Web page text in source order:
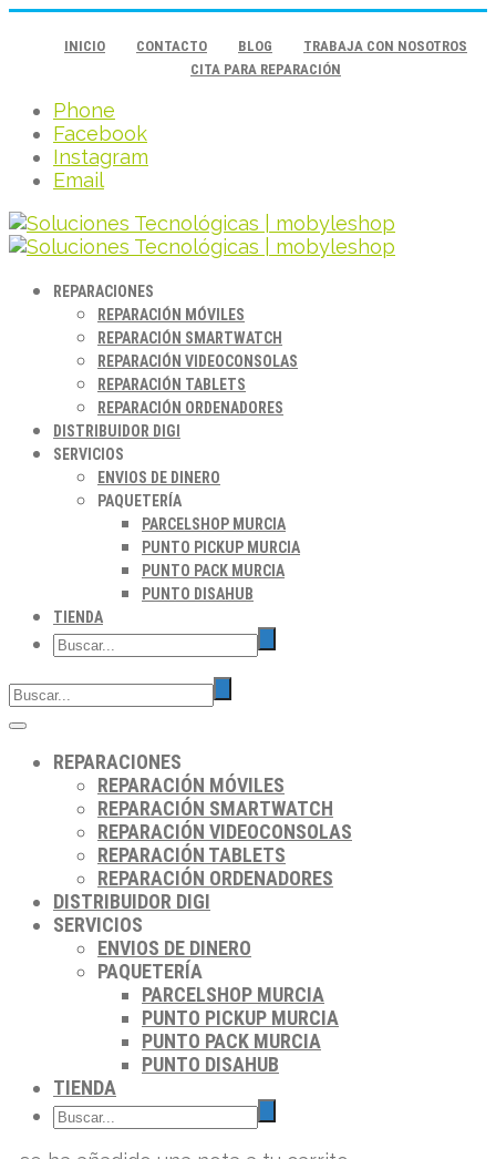
INICIO CONTACTO BLOG
TRABAJA CON NOSOTROS
CITA PARA REPARACIÓN
Phone
Facebook
Instagram
Email
REPARACIONES
REPARACIÓN MÓVILES
REPARACIÓN SMARTWATCH
REPARACIÓN VIDEOCONSOLAS
REPARACIÓN TABLETS
REPARACIÓN ORDENADORES
DISTRIBUIDOR DIGI
SERVICIOS
ENVIOS DE DINERO
PAQUETERÍA
PARCELSHOP MURCIA
PUNTO PICKUP MURCIA
PUNTO PACK MURCIA
PUNTO DISAHUB
TIENDA
REPARACIONES
REPARACIÓN MÓVILES
REPARACIÓN SMARTWATCH
REPARACIÓN VIDEOCONSOLAS
REPARACIÓN TABLETS
REPARACIÓN ORDENADORES
DISTRIBUIDOR DIGI
SERVICIOS
ENVIOS DE DINERO
PAQUETERÍA
PARCELSHOP MURCIA
PUNTO PICKUP MURCIA
PUNTO PACK MURCIA
PUNTO DISAHUB
TIENDA